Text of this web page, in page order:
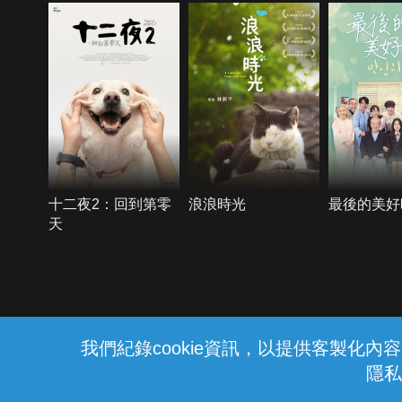
我們紀錄cookie資訊，以提供客製化內
隱
十二夜2：回到第零
天
浪浪時光 最後的美